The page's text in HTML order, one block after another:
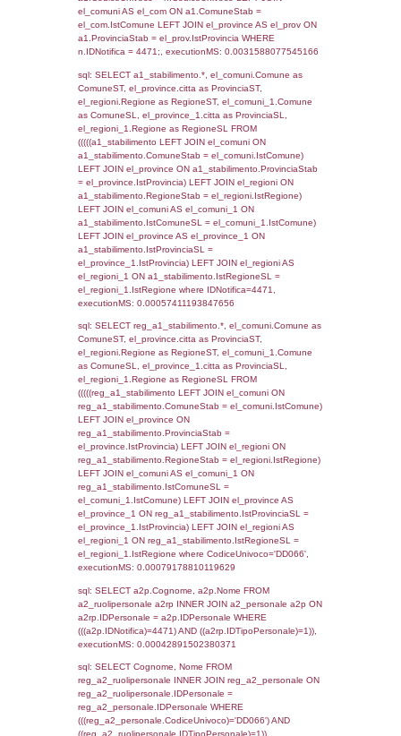
SEZIONE L (pubblico) - INFORMAZIONI
INCIDENTALI CON IMPATTO
STABILIMENTO
Indietro
Debug
sql: SELECT COUNT(*) FROM `userlevels`
`userlevelid` = -2, executionMS:
sql: SELECT `userlevelid`, `userlevelname`
`userlevels`, executionMS:
sql: SELECT COUNT(*) FROM
WHERE `userlevelid` = -2, executionMS:
0.00025081634521484
sql: SELECT `tablename`, `userlevelid`,
`userlevelpermissions` WHERE `userlevelid`
executionMS: 0.0010712146759033
sql: SELECT a1.RagioneSociale,
localita, el_prov.citta AS provincia,
DATE(n.DataInvioNotifica) as
LEFT JOIN infostabilimento i ON
n.CodiceUnivoco LEFT JOIN
a1.CodiceUnivoco = n.CodiceUnivoco LEFT
el_comuni AS el_com ON a1.ComuneStab =
el_com.IstComune LEFT JOIN el_province
a1.ProvinciaStab = el_prov.IstProvincia
n.IDNotifica = 4471;, executionMS: